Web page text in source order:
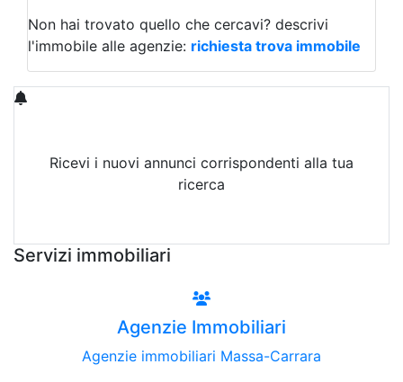
Non hai trovato quello che cercavi? descrivi
l'immobile alle agenzie: richiesta trova immobile
Ricevi i nuovi annunci corrispondenti alla tua
ricerca
Servizi immobiliari
Agenzie Immobiliari
Agenzie immobiliari Massa-Carrara